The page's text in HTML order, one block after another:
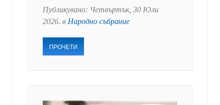
Публикувано: Четвъртък, 30 Юли
2026. в Народно събрание
ПРОЧЕТИ